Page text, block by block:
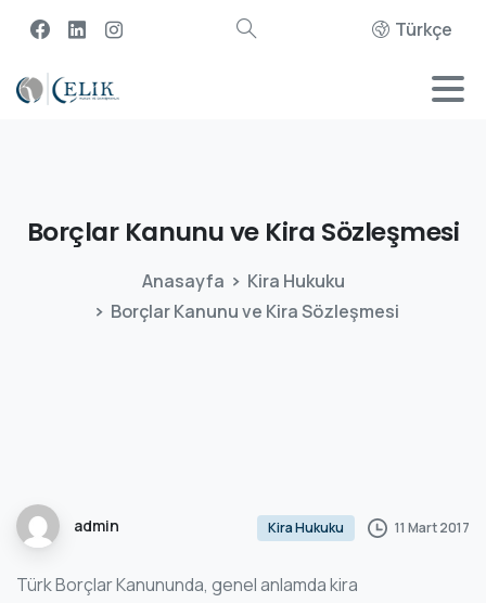
Türkçe
Borçlar Kanunuve Kira Sözleşmesi
Anasayfa
Kira Hukuku
Borçlar Kanunu ve Kira Sözleşmesi
admin Kira Hukuku 11 Mart 2017
Türk Borçlar Kanununda, genel anlamda kira